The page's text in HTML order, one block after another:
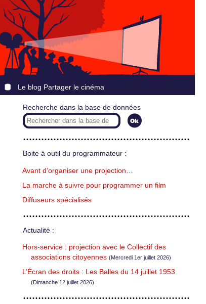
Le blog Partager le cinéma
Recherche dans la base de données
Boite à outil du programmateur :
Avant d’organiser une projection…
La marche à suivre pour programmer un film
Diffuseurs spécialisés
Actualité :
Hors-service : projection avec le Collectif des
associations citoyennes (Mercredi 1er juillet 2026)
L’Écran des droits : Les Balles du 14 juillet 1953
(Dimanche 12 juillet 2026)